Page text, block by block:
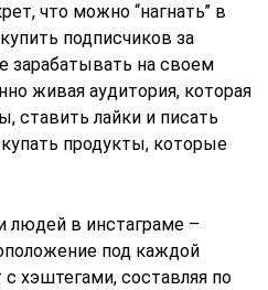
что можно “нагнать” в
подписчиков за
зарабатывать на своем
живая аудитория, которая
ставить лайки и писать
продукты, которые
людей в инстаграме –
под каждой
хэштегами, составляя по